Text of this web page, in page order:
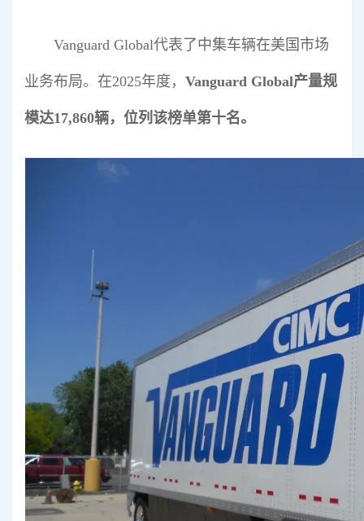
Vanguard Global代表了中集车辆在美国市场
业务布局。在2025年度， Vanguard Global产量规
模达17,860辆，位列该榜单第十名。